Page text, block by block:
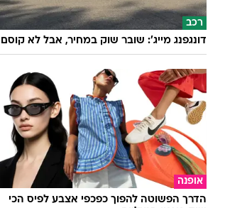
עוד בוואלה
רכב
דונגפנג מייג': שובר שוק במחיר, אבל לא קוסם